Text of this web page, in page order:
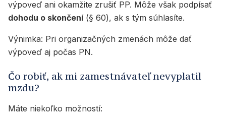
výpoveď ani okamžite zrušiť PP. Môže však podpísať
dohodu o skončení(§ 60), ak s tým súhlasíte.
Výnimka: Pri organizačných zmenách môže dať
výpoveď aj počas PN.
Čo robiť, ak mi zamestnávateľ nevyplatil
mzdu?
Máte niekoľko možností: